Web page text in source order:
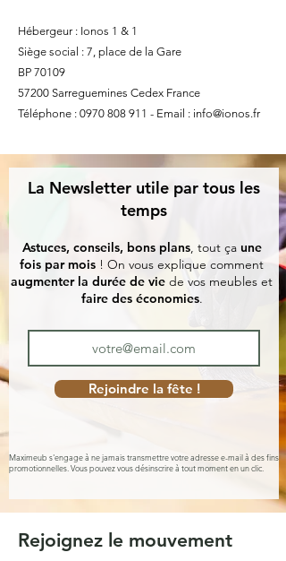
Hébergeur : Ionos 1 & 1
Siège social : 7, place de la Gare
BP 70109
57200 Sarreguemines Cedex France
Téléphone : 0970 808 911 - Email : info@ionos.fr
La Newsletter utile par tous les
temps
Astuces, conseils, bons plans, tout ça une
fois par mois ! On vous explique comment
augmenter la durée de vie de vos meubles et
faire des économies.
Rejoindre la fête !
Maximeub s'engage à ne jamais transmettre votre adresse e-mail à des fins
promotionnelles. Vous pouvez vous désinscrire à tout moment en un clic.
Rejoignez le mouvement